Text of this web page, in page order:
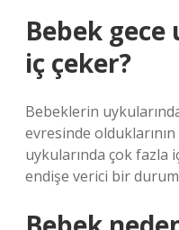
Bebek
iç çeker?
Bebeklerin
evresinde
uykularında çok fazla
endişe verici bir